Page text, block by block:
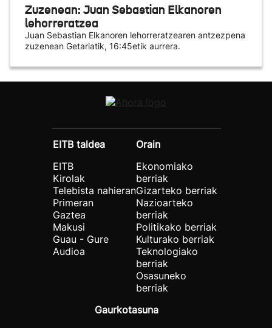
Zuzenean: Juan Sebastian Elkanoren
lehorreratzea
Juan Sebastian Elkanoren lehorreratzearen antzezpena
zuzenean Getariatik, 16:45etik aurrera.
EITB taldea
EITB
Kirolak
Telebista nahieran
Primeran
Gaztea
Makusi
Guau - Gure
Audioa
Orain
Ekonomiako
berriak
Gizarteko berriak
Nazioarteko
berriak
Politikako berriak
Kulturako berriak
Teknologiako
berriak
Osasuneko
berriak
Gaurkotasuna